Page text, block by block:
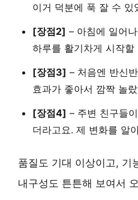
이거 덕분에 푹 잘 수 있
[장점2] – 아침에 일어
하루를 활기차게 시작할
[장점3] – 처음엔 반신
효과가 좋아서 깜짝 놀
[장점4] – 주변 친구들
더라고요. 제 변화를 알
품질도 기대 이상이고, 기
내구성도 튼튼해 보여서